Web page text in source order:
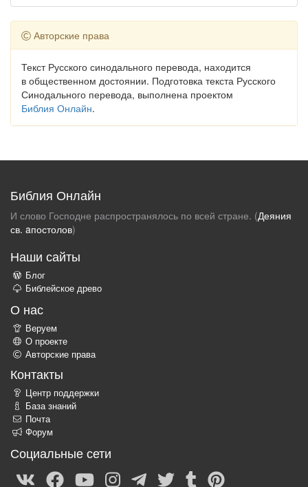
Авторские права
Текст Русского синодального перевода, находится
в общественном достоянии. Подготовка текста Русского
Синодального перевода, выполнена проектом
Библия Онлайн.
Библия Онлайн
И слово Господне распространялось по всей стране. (Деяния
св. aпостолов)
Наши сайты
Блог
Библейское древо
О нас
Веруем
О проекте
Авторские права
Контакты
Центр поддержки
База знаний
Почта
Форум
Социальные сети